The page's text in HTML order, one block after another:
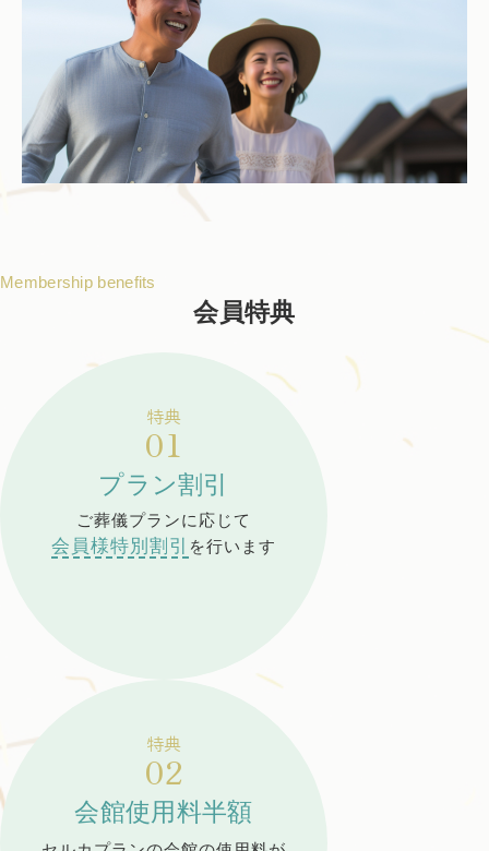
Membership benefits
会員特典
特典
01
プラン割引
ご葬儀プランに応じて
会員様特別割引 を行います
特典
02
会館使用料半額